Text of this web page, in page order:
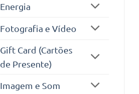
Energia
Fotografia e Vídeo
Gift Card (Cartões
de Presente)
Imagem e Som